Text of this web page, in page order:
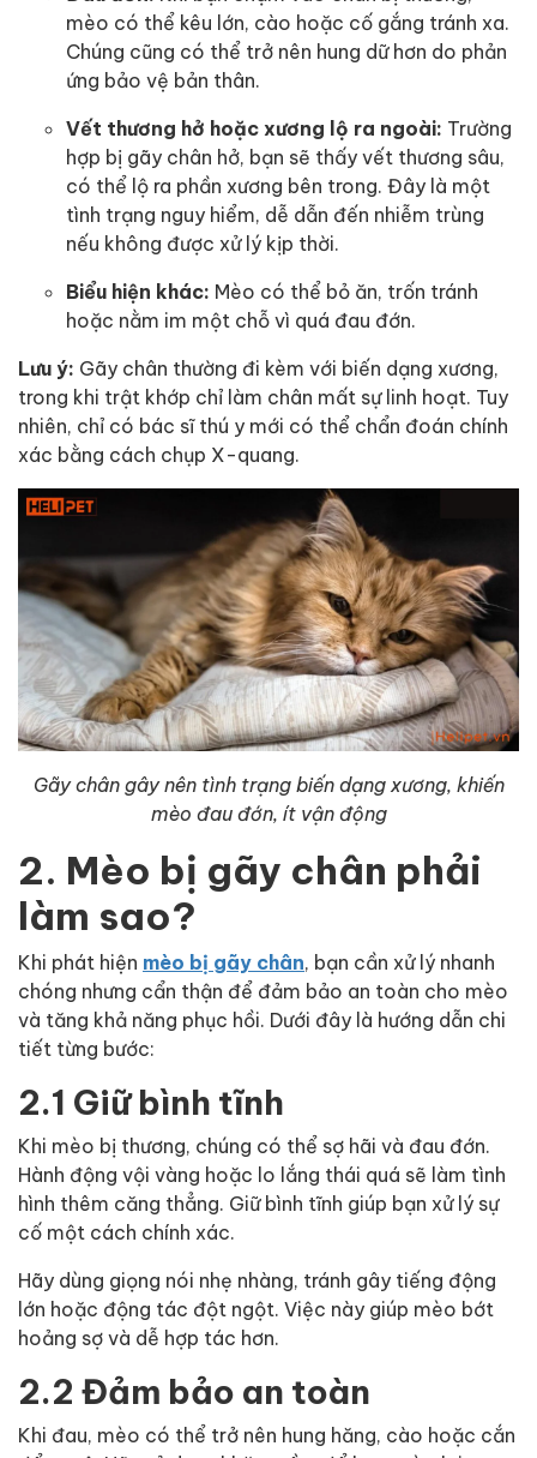
mèo có thể kêu lớn, cào hoặc cố gắng tránh xa.
Chúng cũng có thể trở nên hung dữ hơn do phản
ứng bảo vệ bản thân.
Vết thương hở hoặc xương lộ ra ngoài: Trường
hợp bị gãy chân hở, bạn sẽ thấy vết thương sâu,
có thể lộ ra phần xương bên trong. Đây là một
tình trạng nguy hiểm, dễ dẫn đến nhiễm trùng
nếu không được xử lý kịp thời.
Biểu hiện khác: Mèo có thể bỏ ăn, trốn tránh
hoặc nằm im một chỗ vì quá đau đớn.
Lưu ý: Gãy chân thường đi kèm với biến dạng xương,
trong khi trật khớp chỉ làm chân mất sự linh hoạt. Tuy
nhiên, chỉ có bác sĩ thú y mới có thể chẩn đoán chính
xác bằng cách chụp X-quang.
Gãy chân gây nên tình trạng biến dạng xương, khiến
mèo đau đớn, ít vận động
2. Mèo bị gãy chân phải
làm sao?
Khi phát hiện mèo bị gãy chân, bạn cần xử lý nhanh
chóng nhưng cẩn thận để đảm bảo an toàn cho mèo
và tăng khả năng phục hồi. Dưới đây là hướng dẫn chi
tiết từng bước:
2.1 Giữ bình tĩnh
Khi mèo bị thương, chúng có thể sợ hãi và đau đớn.
Hành động vội vàng hoặc lo lắng thái quá sẽ làm tình
hình thêm căng thẳng. Giữ bình tĩnh giúp bạn xử lý sự
cố một cách chính xác.
Hãy dùng giọng nói nhẹ nhàng, tránh gây tiếng động
lớn hoặc động tác đột ngột. Việc này giúp mèo bớt
hoảng sợ và dễ hợp tác hơn.
2.2 Đảm bảo an toàn
Khi đau, mèo có thể trở nên hung hăng, cào hoặc cắn